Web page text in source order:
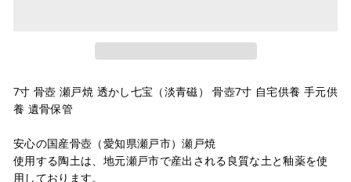
7寸 骨壺 瀬戸焼 透かし七宝（淡青磁） 骨壺7寸 自宅供養 手元供
養 遺骨保管
安心の国産骨壺（愛知県瀬戸市）瀬戸焼
使用する陶土は、地元瀬戸市で産出される良質な土と釉薬を使
用しております。